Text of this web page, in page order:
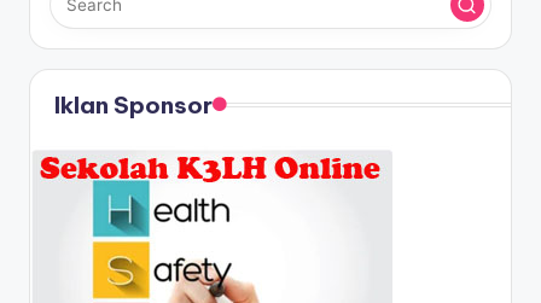
Iklan Sponsor